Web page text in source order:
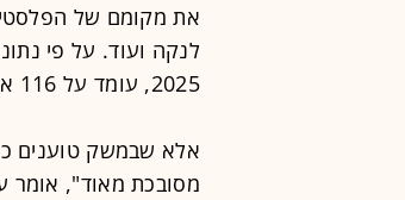
את מקומם של
לנקה ועוד. על פי
2025, עומד על 116 אלף, כמעט שני שלישים מהם בענף הנדל"ן.
אלא שבמשק טוענים
מסובכת מאוד", אומר